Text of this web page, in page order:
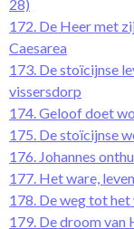
28)
172. De Heer met
Caesarea
173. De stoïcijnse
vissersdorp
174. Geloof doet
175. De stoïcijnse
176. Johannes
177. Het ware,
178. De weg tot
179. De droom van